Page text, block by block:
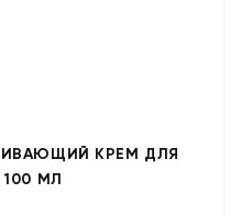
КРЕМ ДЛЯ
МЛ